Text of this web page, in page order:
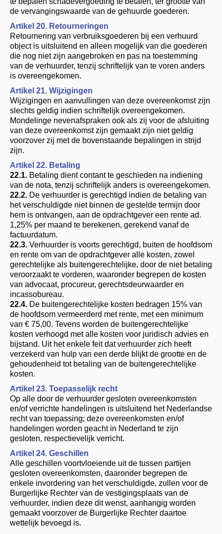
de vervangingswaarde van de gehuurde goederen.
Artikel 20. Retourneringen
Retournering van verbruiksgoederen bij een verhuurd
object is uitsluitend en alleen mogelijk van die goederen
die nog niet zijn aangebroken en pas na toestemming
van de verhuurder, tenzij schriftelijk van te voren anders
is overeengekomen.
Artikel 21. Wijzigingen
Wijzigingen en aanvullingen van deze overeenkomst zijn
slechts geldig indien schriftelijk overeengekomen.
Mondelinge nevenafspraken ook als zij voor de afsluiting
van deze overeenkomst zijn gemaakt zijn niet geldig
voorzover zij met de bovenstaande bepalingen in strijd
zijn.
Artikel 22. Betaling
22.1. Betaling dient contant te geschieden na indiening
van de nota, tenzij schriftelijk anders is overeengekomen.
22.2. De verhuurder is gerechtigd indien de betaling van
het verschuldigde niet binnen de gestelde termijn door
hem is ontvangen, aan de opdrachtgever een rente ad.
1,25% per maand te berekenen, gerekend vanaf de
factuurdatum.
22.3. Verhuurder is voorts gerechtigd, buiten de hoofdsom
en rente om van de opdrachtgever alle kosten, zowel
gerechtelijke als buitengerechtelijke, door de niet betaling
veroorzaakt te vorderen, waaronder begrepen de kosten
van advocaat, procureur, gerechtsdeurwaarder en
incassobureau.
22.4. De buitengerechtelijke kosten bedragen 15% van
de hoofdsom vermeerderd met rente, met een minimum
van € 75,00. Tevens worden de buitengerechtelijke
kosten verhoogd met alle kosten voor juridisch advies en
bijstand. Uit het enkele feit dat verhuurder zich heeft
verzekerd van hulp van een derde blijkt de grootte en de
gehoudenheid tot betaling van de buitengerechtelijke
kosten.
Artikel 23. Toepasselijk recht
Op alle door de verhuurder gesloten overeenkomsten
en/of verrichte handelingen is uitsluitend het Nederlandse
recht van toepassing; deze overeenkomsten en/of
handelingen worden geacht in Nederland te zijn
gesloten, respectievelijk verricht.
Artikel 24. Geschillen
Alle geschillen voortvloeiende uit de tussen partijen
gesloten overeenkomsten, daaronder begrepen de
enkele invordering van het verschuldigde, zullen voor de
Burgerlijke Rechter van de vestigingsplaats van de
verhuurder, indien deze dit wenst, aanhangig worden
gemaakt voorzover de Burgerlijke Rechter daartoe
wettelijk bevoegd is.